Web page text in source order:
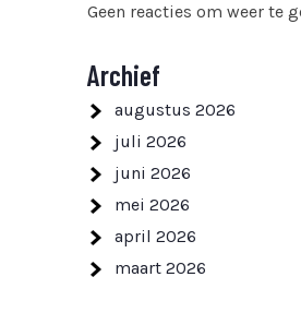
Geen reacties om weer te
Archief
augustus 2026
juli 2026
juni 2026
mei 2026
april 2026
maart 2026